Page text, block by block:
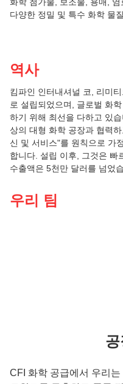
다양한 정밀 및 특수 화학 물
역사
킴파인 인터내셔널 코, 리미
로 설립되었으며, 글로벌 화
하기 위해 최선을 다하고 있
상의 대형 화학 공장과 협력
신 및 서비스"를 원칙으로 가
합니다. 설립 이후, 그것은 빠
수출액은 5천만 달러를 넘었습
우리 팀
CFI 화학 공급에서 우리